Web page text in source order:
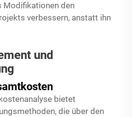
Modifikationen den
verbessern, anstatt ihn
und
bietet
die über den